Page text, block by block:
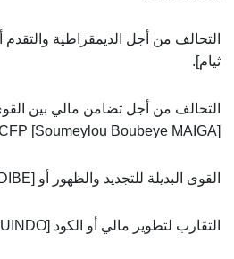
ثيام].
[Soumeylou Boubeye MAIGA].
القوى البديلة للتجديد والظهور أو FARE [Modibo SIDIBE].
التقارب لتطوير مالي أو الكود [Housseyni Amion GUINDO].